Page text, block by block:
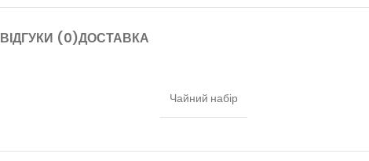
ВІДГУКИ (0)ДОСТАВКА
Чайний набір